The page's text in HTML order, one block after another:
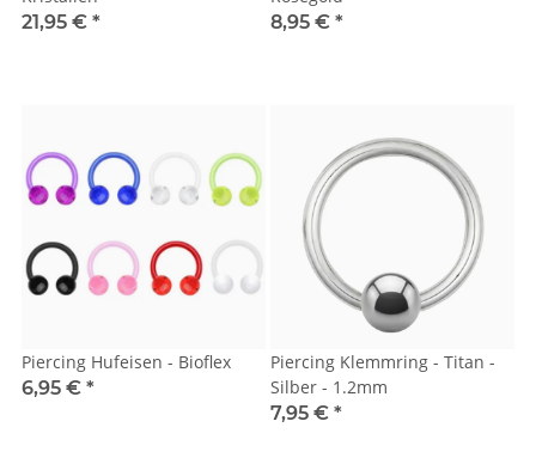
21,95 € *
8,95 € *
Piercing Hufeisen - Bioflex
6,95 € *
Piercing Klemmring - Titan -
Silber - 1.2mm
7,95 € *